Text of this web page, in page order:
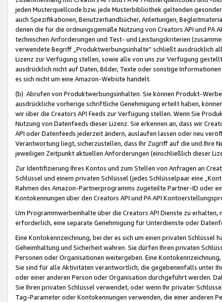
jeden Musterquellcode bzw. jede Musterbibliothek geltenden
auch Spezifikationen, Benutzerhandbücher, Anleitungen,
denen die für die ordnungsgemäße Nutzung von Creators API und PA
technischen Anforderungen und Test- und Leistungskriterien
verwendete Begriff „Produktwerbungsinhalte“ schließt ausdrücklich
Lizenz zur Verfügung stellen, sowie alle von uns zur Verfügung
ausdrücklich nicht auf Daten, Bilder, Texte oder sonstige
es sich nicht um eine Amazon-Website handelt.
(b) Abrufen von Produktwerbungsinhalten. Sie können Produkt-
ausdrückliche vorherige schriftliche Genehmigung erteilt haben,
wir über die Creators API Feeds zur Verfügung stellen. Wenn Sie
Nutzung von Datenfeeds dieser Lizenz. Sie erkennen an, dass wir
API oder Datenfeeds jederzeit ändern, auslaufen lassen oder neu
Verantwortung liegt, sicherzustellen, dass Ihr Zugriff auf die und Ihre
jeweiligen Zeitpunkt aktuellen Anforderungen (einschließlich dieser
Zur Identifizierung Ihres Kontos und zum Stellen von Anfragen an
Schlüssel und einem privaten Schlüssel (jedes Schlüsselpaar eine
Rahmen des Amazon-Partnerprogramms zugeteilte Partner-ID oder
Kontokennungen über den Creators API und PA API
Um Programmwerbeinhalte über die Creators API Dienste zu
erforderlich, eine separate Genehmigung für Unterdienste oder
Eine Kontokennzeichnung, bei der es sich um einen privaten
Geheimhaltung und Sicherheit wahren. Sie dürfen Ihren privaten
Personen oder Organisationen weitergeben. Eine
Sie sind für alle Aktivitäten verantwortlich, die gegebenenfalls unter
oder einer anderen Person oder Organisation durchgeführt werden.
Sie Ihren privaten Schlüssel verwendet, oder wenn Ihr privater
Tag-Parameter oder Kontokennungen verwenden, die einer anderen